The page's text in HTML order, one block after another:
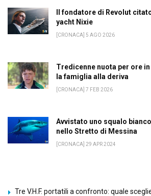
Il fondatore di Revolut
yacht Nixie
[CRONACA] 5 AGO 2026
Tredicenne nuota per ore
la famiglia alla deriva
[CRONACA] 7 FEB 2026
Avvistato uno squalo
nello Stretto di Messina
[CRONACA] 29 APR 2024
Tre V.H.F. portatili a confronto: quale